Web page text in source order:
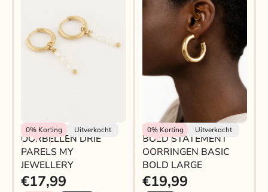
0% Korting Uitverkocht
My Jewellery
OORBELLEN DRIE
PARELS MY
JEWELLERY
€17,99
0%Korting Uitverkocht
My Jewellery
BOLD STATEMENT
OORRINGEN BASIC
BOLD LARGE
€19,99